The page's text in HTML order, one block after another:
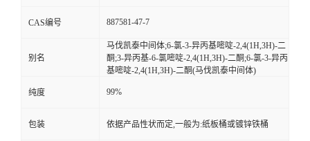
CAS编号 887581-47-7
别名
马伐凯泰中间体;6-氯-3-异丙基嘧啶-2,4(1H,3H)-二
酮;3-异丙基-6-氯嘧啶-2,4(1H,3H)-二酮;6-氯-3-异丙
基嘧啶-2,4(1H,3H)-二酮(马伐凯泰中间体)
纯度 99%
包装 依据产品性状而定,一般为:纸板桶或镀锌铁桶